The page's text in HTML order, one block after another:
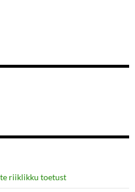
riiklikku toetust